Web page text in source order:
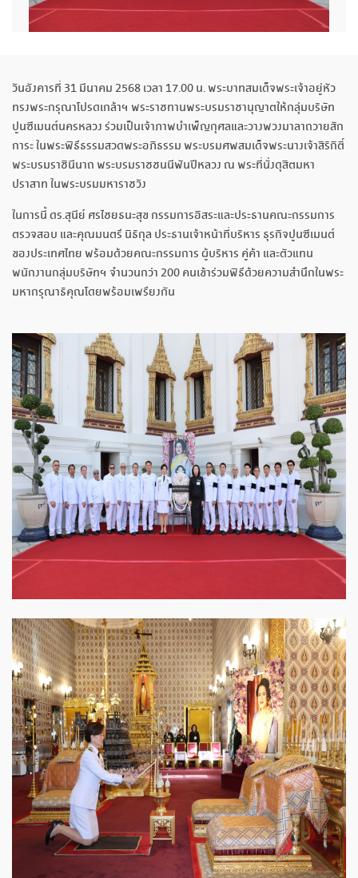
วันอังคารที่ 31 มีนาคม 2568 เวลา 17.00 น. พระบาทสมเด็จพระเจ้าอยู่หัว
ทรงพระกรุณาโปรดเกล้าฯ พระราชทานพระบรมราชานุญาตให้กลุ่มบริษัท
ปูนซีเมนต์นครหลวง ร่วมเป็นเจ้าภาพบำเพ็ญกุศลและวางพวงมาลาถวายสัก
การะ ในพระพิธีธรรมสวดพระอภิธรรม พระบรมศพสมเด็จพระนางเจ้าสิริกิติ์
พระบรมราชินีนาถ พระบรมราชชนนีพันปีหลวง ณ พระที่นั่งดุสิตมหา
ปราสาท ในพระบรมมหาราชวัง
ในการนี้ ดร.สุนีย์ ศรไชยธนะสุข กรรมการอิสระและประธานคณะกรรมการ
ตรวจสอบ และคุณมนตรี นิธิกุล ประธานเจ้าหน้าที่บริหาร ธุรกิจปูนซีเมนต์
ของประเทศไทย พร้อมด้วยคณะกรรมการ ผู้บริหาร คู่ค้า และตัวแทน
พนักงานกลุ่มบริษัทฯ จำนวนกว่า 200 คนเข้าร่วมพิธีด้วยความสำนึกในพระ
มหากรุณาธิคุณโดยพร้อมเพรียงกัน